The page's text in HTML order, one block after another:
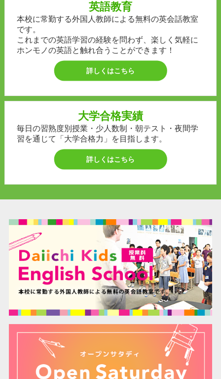
英語教育
本校に常勤する外国人教師による無料の英会話教室
です。
これまでの英語学習の経験を問わず、楽しく気軽に
ホンモノの英語と触れ合うことができます！
詳しくはこちら
大学合格実績
毎日の習熟度別授業・少人数制・朝テスト・夜間学
習を通じて「大学合格力」を目指します。
詳しくはこちら